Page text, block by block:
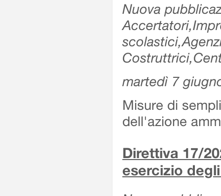
Nuova
martedì 7
Misure di
dell'azione
Direttiva 17/
esercizio